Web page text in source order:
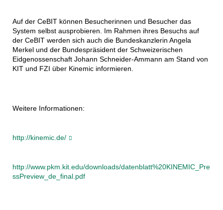
Auf der CeBIT können Besucherinnen und Besucher das
System selbst ausprobieren. Im Rahmen ihres Besuchs auf
der CeBIT werden sich auch die Bundeskanzlerin Angela
Merkel und der Bundespräsident der Schweizerischen
Eidgenossenschaft Johann Schneider-Ammann am Stand von
KIT und FZI über Kinemic informieren.
Weitere Informationen:
http://kinemic.de/
http://www.pkm.kit.edu/downloads/datenblatt%20KINEMIC_Pre
ssPreview_de_final.pdf